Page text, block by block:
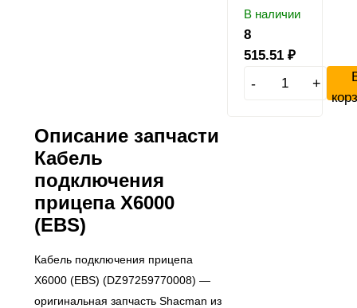
В наличии
8
515.51 ₽
- +
Описание запчасти
Кабель
подключения
прицепа X6000
(EBS)
Кабель подключения прицепа
X6000 (EBS) (DZ97259770008) —
оригинальная запчасть Shacman из